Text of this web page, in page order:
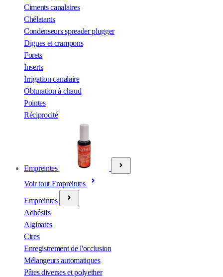
Ciments canalaires
Chélatants
Condenseurs spreader plugger
Digues et crampons
Forets
Inserts
Irrigation canalaire
Obturation à chaud
Pointes
Réciprocité
Empreintes
Voir tout Empreintes
Empreintes
Adhésifs
Alginates
Cires
Enregistrement de l'occlusion
Mélangeurs automatiques
Pâtes diverses et polyether